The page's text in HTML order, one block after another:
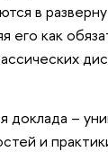
в
его как
доклада –
и